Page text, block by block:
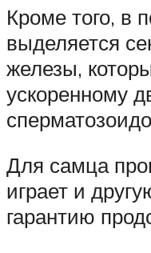
Кроме того, в
выделяется
железы,
ускоренному
Для самца
играет и
гарантию